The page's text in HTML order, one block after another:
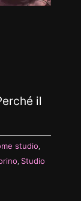
il
studio,
, Studio